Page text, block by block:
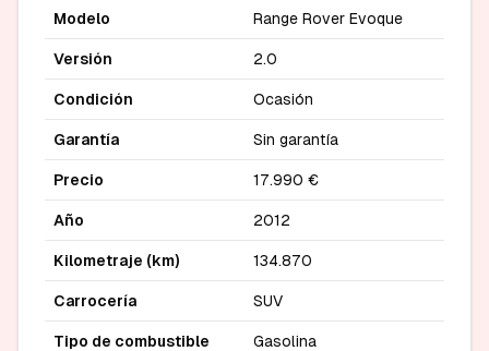
Modelo Range Rover Evoque
Versión 2.0
Condición Ocasión
Garantía Sin garantía
Precio 17.990 €
Año 2012
Kilometraje (km) 134.870
Carrocería SUV
Tipo de combustible Gasolina